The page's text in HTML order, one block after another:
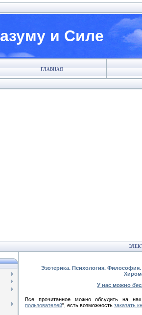
и Силе
ГЛАВНАЯ
Эзотерика. Психология.
У нас можно
Все прочитанное можно обсудить на
пользователей", есть возможность заказать